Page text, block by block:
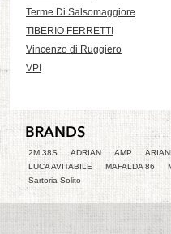
Terme Di Salsomaggiore
TIBERIO FERRETTI
Vincenzo di Ruggiero
VPI
2M,38S ADRIAN AMP
LUCA AVITABILE
MAFALDA 86
Sartoria Solito